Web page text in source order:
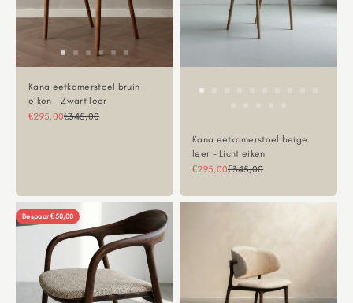
Kana eetkamerstoel bruin
eiken - Zwart leer
Aanbiedingsprijs
€295,00Normale prijs
€345,00
Kana eetkamerstoel beige
leer - Licht eiken
Aanbiedingsprijs
€295,00Normale prijs
€345,00
Bespaar €50,00